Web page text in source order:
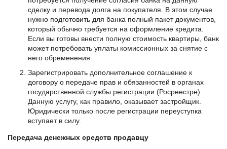
сделку и перевода долга на покупателя. В этом случае
нужно подготовить для банка полный пакет документов,
который обычно требуется на оформление кредита.
Если вы готовы внести полную стоимость квартиры, банк
может потребовать уплаты комиссионных за снятие с
него обременения.
Зарегистрировать дополнительное соглашение к
договору о передаче прав и обязанностей в органах
государственной службы регистрации (Росреестре).
Данную услугу, как правило, оказывает застройщик.
Юридически только после регистрации переуступка
вступает в силу.
Передача денежных средств продавцу